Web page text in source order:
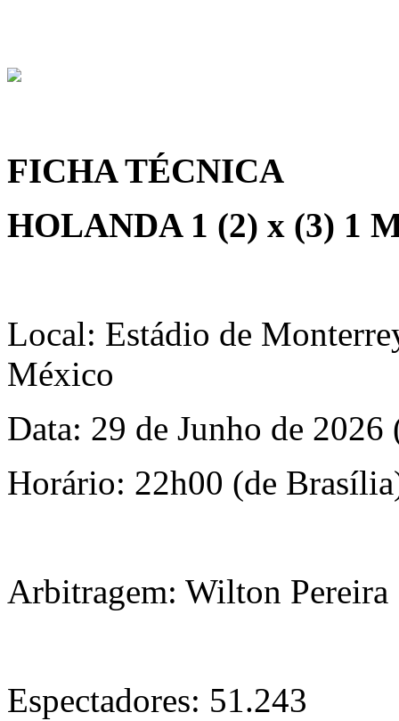
FICHA TÉCNICA
HOLANDA 1 (2) x (3) 1
Local: Estádio de
México
Data: 29 de Junho de 2026
Horário: 22h00 (de
Arbitragem: Wilton
Espectadores: 51.243